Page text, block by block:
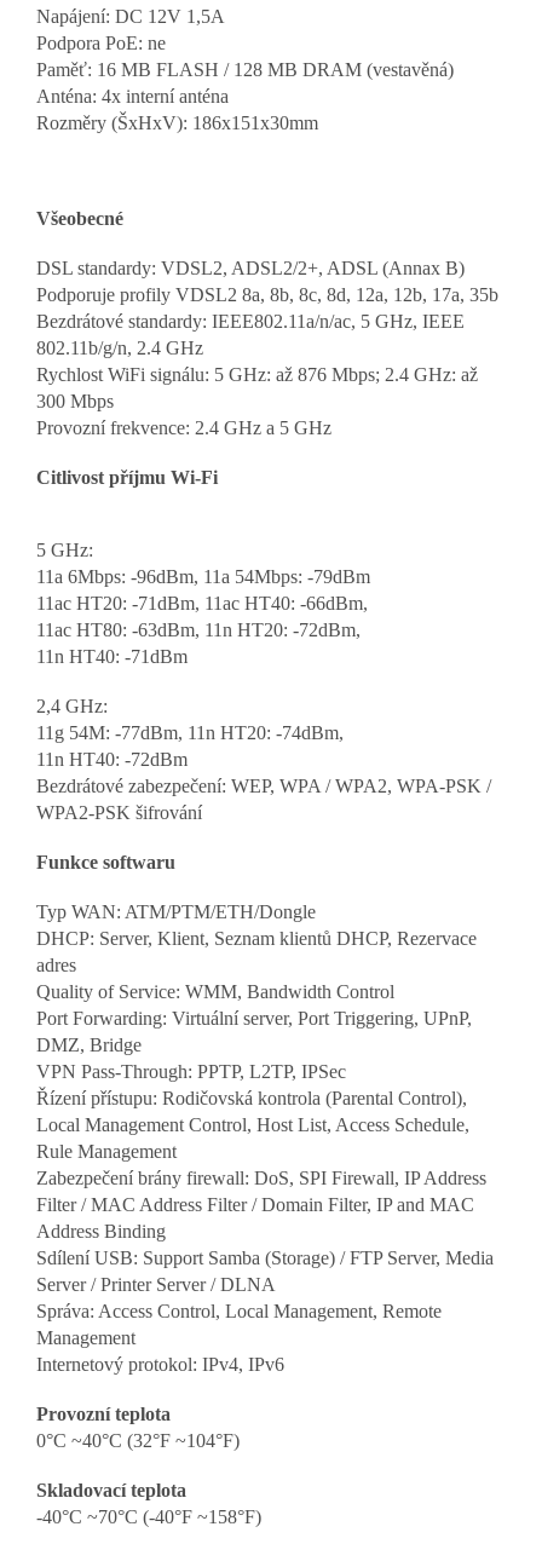
Napájení: DC 12V 1,5A
Podpora PoE: ne
Paměť: 16 MB FLASH / 128 MB DRAM (vestavěná)
Anténa: 4x interní anténa
Rozměry (ŠxHxV): 186x151x30mm
Všeobecné
DSL standardy: VDSL2, ADSL2/2+, ADSL (Annax B)
Podporuje profily VDSL2 8a, 8b, 8c, 8d, 12a, 12b, 17a, 35b
Bezdrátové standardy: IEEE802.11a/n/ac, 5 GHz, IEEE
802.11b/g/n, 2.4 GHz
Rychlost WiFi signálu: 5 GHz: až 876 Mbps; 2.4 GHz: až
300 Mbps
Provozní frekvence: 2.4 GHz a 5 GHz
Citlivost příjmu Wi-Fi
5 GHz:
11a 6Mbps: -96dBm, 11a 54Mbps: -79dBm
11ac HT20: -71dBm, 11ac HT40: -66dBm,
11ac HT80: -63dBm, 11n HT20: -72dBm,
11n HT40: -71dBm
2,4 GHz:
11g 54M: -77dBm, 11n HT20: -74dBm,
11n HT40: -72dBm
Bezdrátové zabezpečení: WEP, WPA / WPA2, WPA-PSK /
WPA2-PSK šifrování
Funkce softwaru
Typ WAN: ATM/PTM/ETH/Dongle
DHCP: Server, Klient, Seznam klientů DHCP, Rezervace
adres
Quality of Service: WMM, Bandwidth Control
Port Forwarding: Virtuální server, Port Triggering, UPnP,
DMZ, Bridge
VPN Pass-Through: PPTP, L2TP, IPSec
Řízení přístupu: Rodičovská kontrola (Parental Control),
Local Management Control, Host List, Access Schedule,
Rule Management
Zabezpečení brány firewall: DoS, SPI Firewall, IP Address
Filter / MAC Address Filter / Domain Filter, IP and MAC
Address Binding
Sdílení USB: Support Samba (Storage) / FTP Server, Media
Server / Printer Server / DLNA
Správa: Access Control, Local Management, Remote
Management
Internetový protokol: IPv4, IPv6
Provozní teplota
0°C ~40°C (32°F ~104°F)
Skladovací teplota
-40°C ~70°C (-40°F ~158°F)